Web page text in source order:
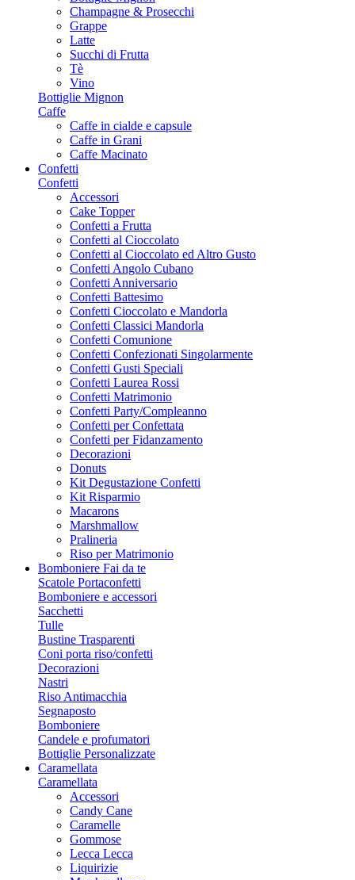
Champagne & Prosecchi
Grappe
Latte
Succhi di Frutta
Tè
Vino
Bottiglie Mignon
Caffe
Caffe in cialde e capsule
Caffe in Grani
Caffe Macinato
Confetti
Confetti
Accessori
Cake Topper
Confetti a Frutta
Confetti al Cioccolato
Confetti al Cioccolato ed Altro Gusto
Confetti Angolo Cubano
Confetti Anniversario
Confetti Battesimo
Confetti Cioccolato e Mandorla
Confetti Classici Mandorla
Confetti Comunione
Confetti Confezionati Singolarmente
Confetti Gusti Speciali
Confetti Laurea Rossi
Confetti Matrimonio
Confetti Party/Compleanno
Confetti per Confettata
Confetti per Fidanzamento
Decorazioni
Donuts
Kit Degustazione Confetti
Kit Risparmio
Macarons
Marshmallow
Pralineria
Riso per Matrimonio
Bomboniere Fai da te
Scatole Portaconfetti
Bomboniere e accessori
Sacchetti
Tulle
Bustine Trasparenti
Coni porta riso/confetti
Decorazioni
Nastri
Riso Antimacchia
Segnaposto
Bomboniere
Candele e profumatori
Bottiglie Personalizzate
Caramellata
Caramellata
Accessori
Candy Cane
Caramelle
Gommose
Lecca Lecca
Liquirizie